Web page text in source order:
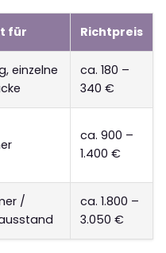
für Richtpreis
einzelne
ca. 180 –
340 €
ca. 900 –
1.400 €
/
ca. 1.800 –
3.050 €